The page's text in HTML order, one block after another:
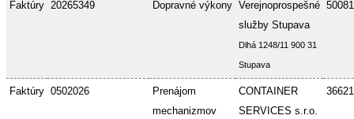
Faktúry 20265349 Dopravné výkony Verejnoprospešné
služby Stupava
Dlhá 1248/11 900 31
Stupava
Faktúry 0502026
Prenájom
mechanizmov
CONTAINER
SERVICES s.r.o.